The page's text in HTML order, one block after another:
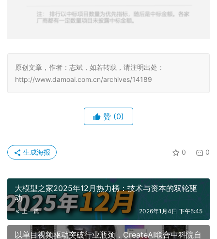
原创文章，作者：志斌，如若转载，请注明出处：
http://www.damoai.com.cn/archives/14189
赞 (0)
0 0
生成海报
大模型之家2025年12月热力榜：技术与资本的双轮驱
动
上一篇 2026年1月4日 下午5:45
以单目视频驱动突破行业瓶颈，CreateAI联合中科院自